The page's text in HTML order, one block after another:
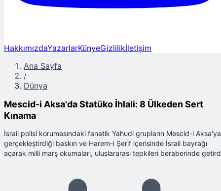
HakkımızdaYazarlarKünyeGizlilikİletişim
Ana Sayfa
/
Dünya
Mescid-i Aksa'da Statüko İhlali: 8 Ülkeden Sert
Kınama
İsrail polisi korumasındaki fanatik Yahudi grupların Mescid-i Aksa'ya
gerçekleştirdiği baskın ve Harem-i Şerif içerisinde İsrail bayrağı
açarak milli marş okumaları, uluslararası tepkileri beraberinde